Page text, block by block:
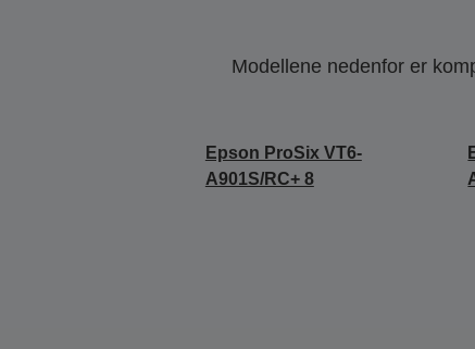
Modellene nedenfor er
Epson ProSix VT6-
A901S/RC+ 8